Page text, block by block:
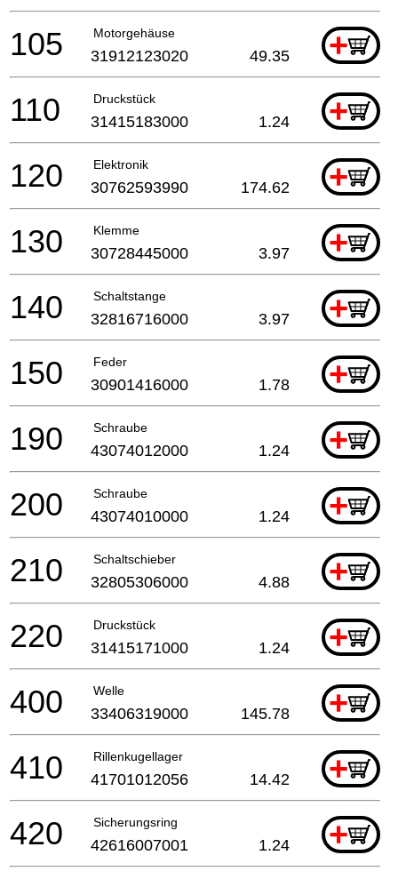
Motorgehäuse +
105 31912123020 49.35
Druckstück +
110 31415183000 1.24
Elektronik +
120 30762593990 174.62
Klemme +
130 30728445000 3.97
Schaltstange +
140 32816716000 3.97
Feder +
150 30901416000 1.78
Schraube +
190 43074012000 1.24
Schraube +
200 43074010000 1.24
Schaltschieber +
210 32805306000 4.88
Druckstück +
220 31415171000 1.24
Welle +
400 33406319000 145.78
Rillenkugellager +
410 41701012056 14.42
Sicherungsring +
420 42616007001 1.24